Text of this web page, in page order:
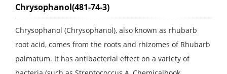
Chrysophanol(481-74-3)
Chrysophanol (Chrysophanol), also known as rhubarb
root acid, comes from the roots and rhizomes of Rhubarb
palmatum. It has antibacterial effect on a variety of